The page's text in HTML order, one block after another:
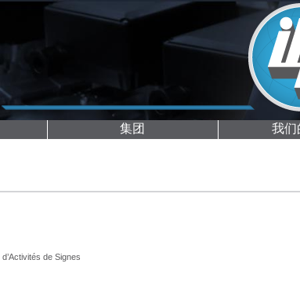
集团 我们
de Signes